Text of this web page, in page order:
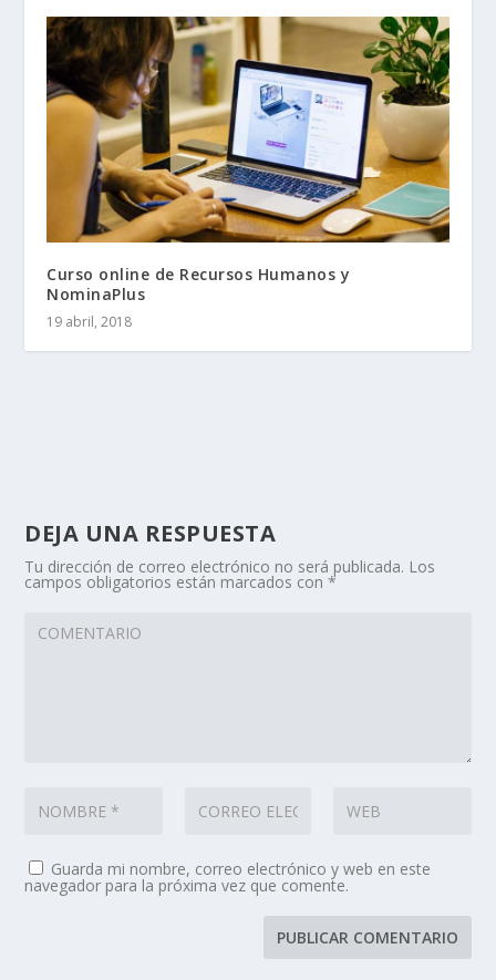
Curso online de Recursos Humanos y
NominaPlus
19 abril, 2018
DEJA UNA RESPUESTA
Tu dirección de correo electrónico no será publicada. Los
campos obligatorios están marcados con*
Guarda mi nombre, correo electrónico y web en este
navegador para la próxima vez que comente.